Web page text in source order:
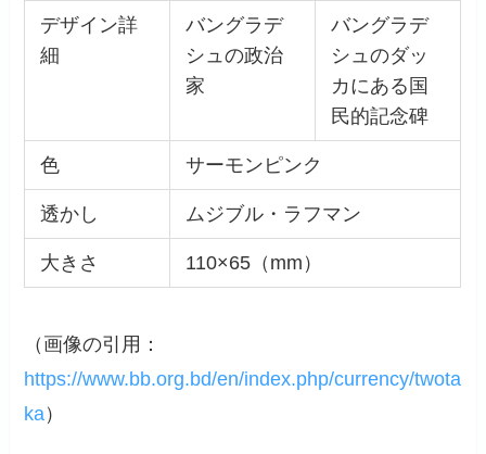
デザイン詳
細
バングラデ
シュの政治
家
バングラデ
シュのダッ
カにある国
民的記念碑
色 サーモンピンク
透かし ムジブル・ラフマン
大きさ 110×65（mm）
（画像の引用：
https://www.bb.org.bd/en/index.php/currency/twota
ka ）